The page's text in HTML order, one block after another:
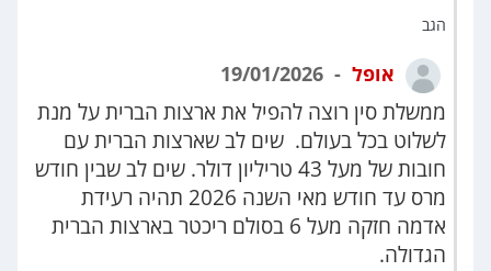
הגב
אופל
ממשלת סין רוצה להפיל את ארצות הברית על מנת
לשלוט בכל בעולם. שים לב שארצות הברית עם
חובות של מעל 43 טריליון דולר. שים לב שבין חודש
מרס עד חודש מאי השנה 2026 תהיה רעידת
אדמה חזקה מעל 6 בסולם ריכטר בארצות הברית
הגדולה.